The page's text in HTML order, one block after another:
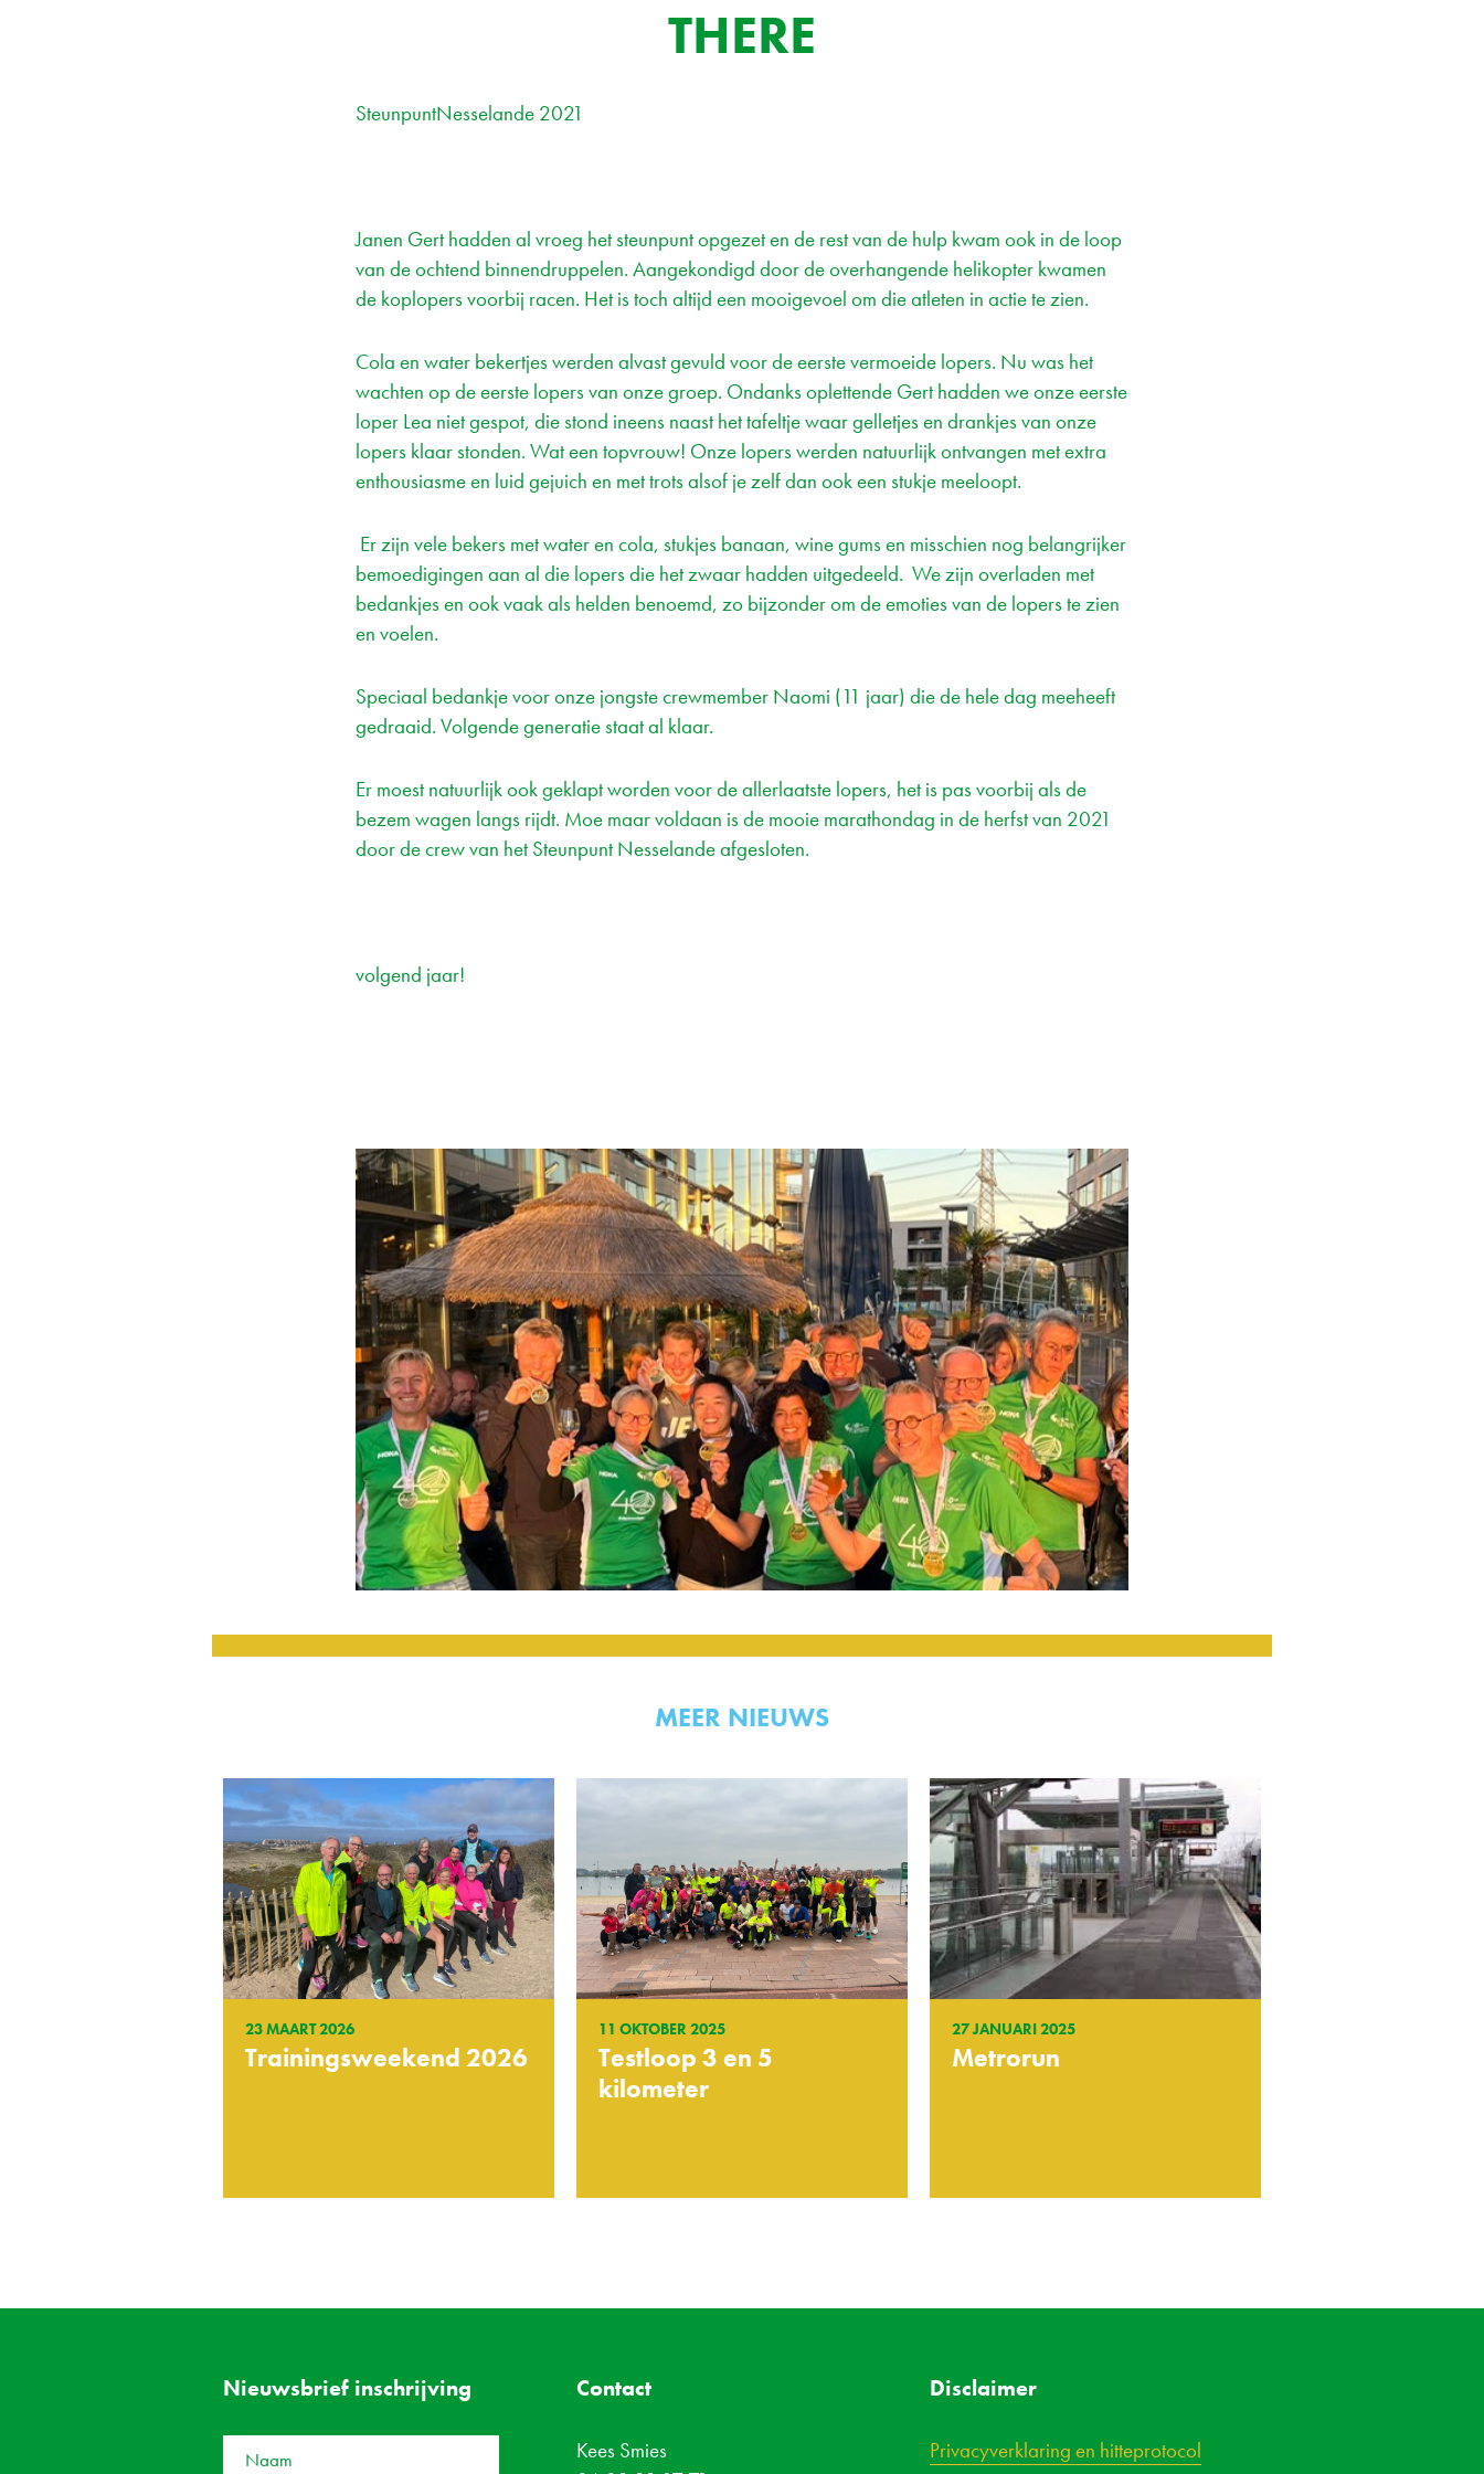
THERE
SteunpuntNesselande 2021
Janen Gert hadden al vroeg het steunpunt opgezet en de rest van de hulp kwam ook in de loop
van de ochtend binnendruppelen. Aangekondigd door de overhangende helikopter kwamen
de koplopers voorbij racen. Het is toch altijd een mooigevoel om die atleten in actie te zien.
Cola en water bekertjes werden alvast gevuld voor de eerste vermoeide lopers. Nu was het
wachten op de eerste lopers van onze groep. Ondanks oplettende Gert hadden we onze eerste
loper Lea niet gespot, die stond ineens naast het tafeltje waar gelletjes en drankjes van onze
lopers klaar stonden. Wat een topvrouw! Onze lopers werden natuurlijk ontvangen met extra
enthousiasme en luid gejuich en met trots alsof je zelf dan ook een stukje meeloopt.
Er zijn vele bekers met water en cola, stukjes banaan, wine gums en misschien nog belangrijker
bemoedigingen aan al die lopers die het zwaar hadden uitgedeeld. We zijn overladen met
bedankjes en ook vaak als helden benoemd, zo bijzonder om de emoties van de lopers te zien
en voelen.
Speciaal bedankje voor onze jongste crewmember Naomi (11 jaar) die de hele dag meeheeft
gedraaid. Volgende generatie staat al klaar.
Er moest natuurlijk ook geklapt worden voor de allerlaatste lopers, het is pas voorbij als de
bezem wagen langs rijdt. Moe maar voldaan is de mooie marathondag in de herfst van 2021
door de crew van het Steunpunt Nesselande afgesloten.
volgend jaar!
MEER NIEUWS
23 MAART 2026
Trainingsweekend 2026
11 OKTOBER 2025
Testloop 3 en 5
kilometer
27 JANUARI 2025
Metrorun
Nieuwsbrief inschrijving Contact
Kees Smies
Disclaimer
Privacyverklaring en hitteprotocol